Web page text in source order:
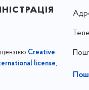
Creative
license,